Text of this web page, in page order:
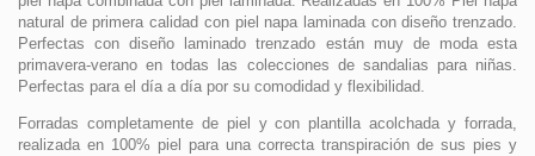
natural de primera calidad con piel napa laminada con diseño trenzado.
Perfectas con diseño laminado trenzado están muy de moda esta
primavera-verano en todas las colecciones de sandalias para niñas.
Perfectas para el día a día por su comodidad y flexibilidad.
Forradas completamente de piel y con plantilla acolchada y forrada,
realizada en 100% piel para una correcta transpiración de sus pies y